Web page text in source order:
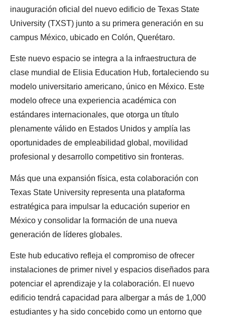
inauguración oficial del nuevo edificio de Texas State
University (TXST) junto a su primera generación en su
campus México, ubicado en Colón, Querétaro.
Este nuevo espacio se integra a la infraestructura de
clase mundial de Elisia Education Hub, fortaleciendo su
modelo universitario americano, único en México. Este
modelo ofrece una experiencia académica con
estándares internacionales, que otorga un título
plenamente válido en Estados Unidos y amplía las
oportunidades de empleabilidad global, movilidad
profesional y desarrollo competitivo sin fronteras.
Más que una expansión física, esta colaboración con
Texas State University representa una plataforma
estratégica para impulsar la educación superior en
México y consolidar la formación de una nueva
generación de líderes globales.
Este hub educativo refleja el compromiso de ofrecer
instalaciones de primer nivel y espacios diseñados para
potenciar el aprendizaje y la colaboración. El nuevo
edificio tendrá capacidad para albergar a más de 1,000
estudiantes y ha sido concebido como un entorno que